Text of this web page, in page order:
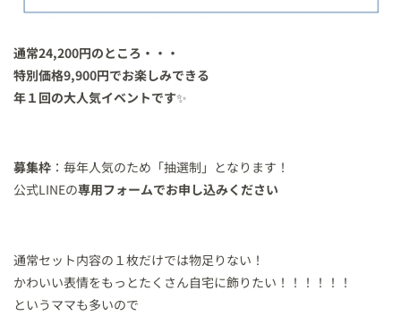
通常24,200円のところ・・・
特別価格9,900円でお楽しみできる
年１回の大人気イベントです✨️
募集枠 ：毎年人気のため「抽選制」となります！
公式LINEの専用フォームでお申し込みください
通常セット内容の１枚だけでは物足りない！
かわいい表情をもっとたくさん自宅に飾りたい！！！！！！
というママも多いので